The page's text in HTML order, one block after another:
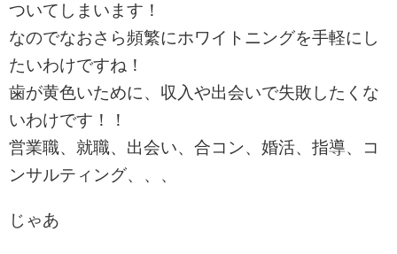
ついてしまいます！
なのでなおさら頻繁にホワイトニングを手軽にし
たいわけですね！
歯が黄色いために、収入や出会いで失敗したくな
いわけです！！
営業職、就職、出会い、合コン、婚活、指導、コ
ンサルティング、、、
じゃあ